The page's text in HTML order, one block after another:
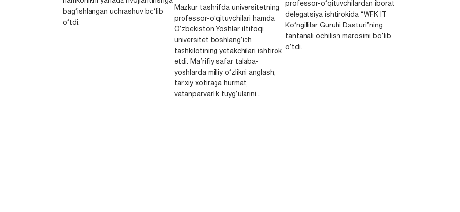
bag‘ishlangan uchrashuv bo‘lib
o‘tdi.
Mazkur tashrifda universitetning
professor-o‘qituvchilari hamda
O‘zbekiston Yoshlar ittifoqi
universitet boshlang‘ich
tashkilotining yetakchilari ishtirok
etdi. Ma’rifiy safar talaba-
yoshlarda milliy o‘zlikni anglash,
tarixiy xotiraga hurmat,
vatanparvarlik tuyg‘ularini...
professor-o‘qituvchilardan iborat
delegatsiya ishtirokida “WFK IT
Ko‘ngillilar Guruhi Dasturi”ning
tantanali ochilish marosimi bo‘lib
o‘tdi.